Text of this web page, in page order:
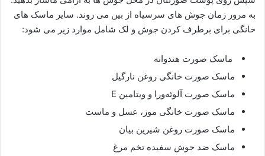
به مرور زمان جوش های سرسیاه از بین می روند. سایر ماسک های
خانگی برای برطرف کردن جوش و لک شامل موارد زیر می شود:
ماسک صورت هندوانه
ماسک صورت خانگی روغن نارگیل
ماسک صورت آلوئه‌ورا و ویتامین E
ماسک صورت خانگی موز، عسل و ماست
ماسک صورت روغن شیرین بیان
ماسک ضد جوش سفیده تخم مرغ